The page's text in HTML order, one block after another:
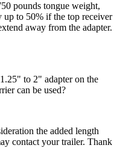
pounds tongue weight,
up to 50% if the top receiver
away from the adapter.
to 2" adapter on the
can be used?
the added length
contact your trailer. Thank